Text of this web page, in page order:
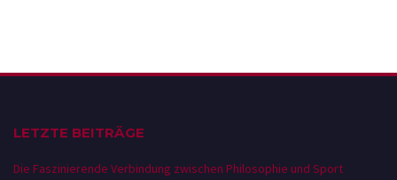
LETZTE BEITRÄGE
Die Faszinierende Verbindung zwischen Philosophie und Sport